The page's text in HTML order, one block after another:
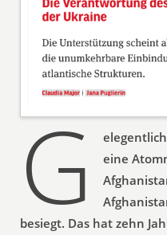
G
eine
besiegt. Das hat zehn